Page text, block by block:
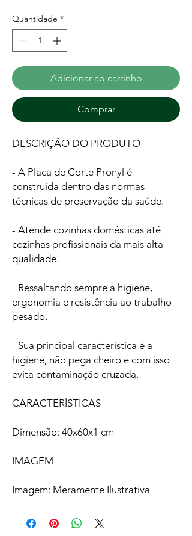
Quantidade *
Adicionar ao carrinho
Comprar
DESCRIÇÃO DO PRODUTO
- A Placa de Corte Pronyl é
construída dentro das normas
técnicas de preservação da saúde.
- Atende cozinhas domésticas até
cozinhas profissionais da mais alta
qualidade.
- Ressaltando sempre a higiene,
ergonomia e resistência ao trabalho
pesado.
- Sua principal característica é a
higiene, não pega cheiro e com isso
evita contaminação cruzada.
CARACTERÍSTICAS
Dimensão: 40x60x1 cm
IMAGEM
Imagem: Meramente Ilustrativa